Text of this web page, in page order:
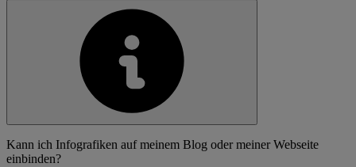
Kann ich Infografiken auf meinem Blog oder meiner Webseite
einbinden?